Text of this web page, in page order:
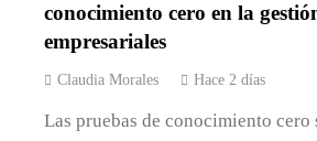
conocimiento cero en la
empresariales
Claudia Morales Hace 2 días
Las pruebas de conocimiento cero